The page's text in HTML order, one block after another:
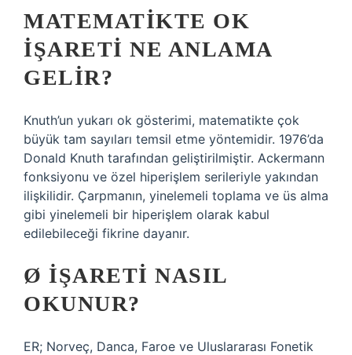
MATEMATIKTE OK
IŞARETI NE ANLAMA
GELIR?
Knuth’un yukarı ok gösterimi, matematikte çok
büyük tam sayıları temsil etme yöntemidir. 1976’da
Donald Knuth tarafından geliştirilmiştir. Ackermann
fonksiyonu ve özel hiperişlem serileriyle yakından
ilişkilidir. Çarpmanın, yinelemeli toplama ve üs alma
gibi yinelemeli bir hiperişlem olarak kabul
edilebileceği fikrine dayanır.
Ø IŞARETI NASIL
OKUNUR?
ER; Norveç, Danca, Faroe ve Uluslararası Fonetik